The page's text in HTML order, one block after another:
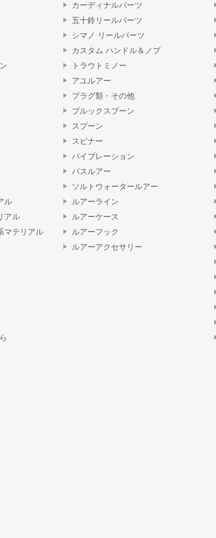
ル
アル
マテリアル
カーディナルパーツ
五十鈴リールパーツ
シマノ リールパーツ
カスタム ハンドル＆ノブ
トラウトミノー
アユルアー
プラグ類・その他
ブルックスプーン
スプーン
スピナー
バイブレーション
バスルアー
ソルトウォータールアー
ルアーライン
ルアーケース
ルアーフック
ルアーアクセサリー